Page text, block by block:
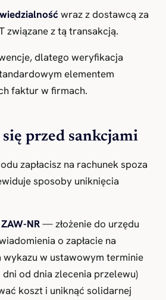
wraz z dostawcą za
związane z tą transakcją.
dlatego weryfikacja
elementem
faktur w firmach.
przed sankcjami
zapłacisz na rachunek spoza
sposoby uniknięcia
NR— złożenie do urzędu
o zapłacie na
wykazu w ustawowym terminie
od dnia zlecenia przelewu)
koszt i uniknąć solidarnej